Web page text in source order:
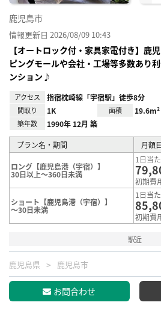
鹿児島市
情報更新日 2026/08/09 10:43
【オートロック付・家具家電付き】鹿
ピングモールや会社・工場等多数あり
ンション♪
アクセス 指宿枕崎線「宇宿駅」徒歩8分
間取り 1K 面積 19.6m²
築年数 1990年 12月 築
プラン名・期間 月額
ロング【鹿児島港（宇宿）】
30日以上～360日未満
1日当
初期費
ショート【鹿児島港（宇宿）】
～30日未満
1日当
初期費
駅近
鹿児島県 鹿児島市
お問合わせ